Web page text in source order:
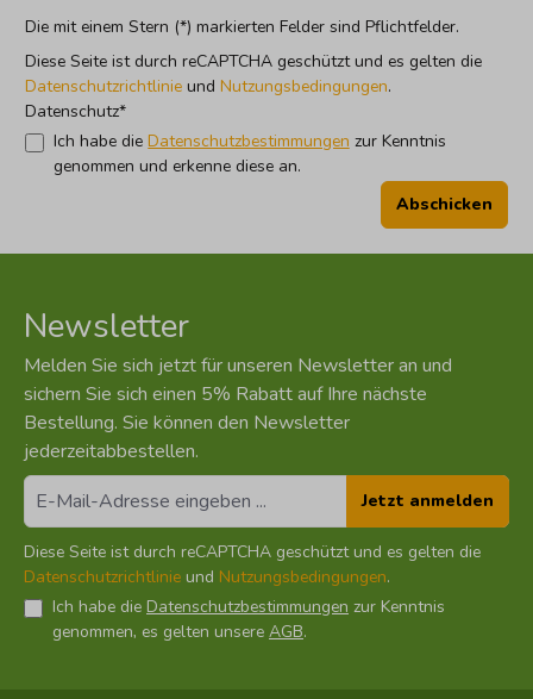
Die mit einem Stern (*) markierten Felder sind Pflichtfelder.
Diese Seite ist durch reCAPTCHA geschützt und es gelten die
Datenschutzrichtlinie und Nutzungsbedingungen.
Datenschutz*
Ich habe die Datenschutzbestimmungen zur Kenntnis
genommen und erkenne diese an.
Abschicken
Newsletter
Melden Sie sich jetzt für unseren Newsletter an und
sichern Sie sich einen 5% Rabatt auf Ihre nächste
Bestellung. Sie können den Newsletter
jederzeitabbestellen.
Diese Seite ist durch reCAPTCHA geschützt und es gelten die
Datenschutzrichtlinie und Nutzungsbedingungen.
Ich habe die Datenschutzbestimmungen zur Kenntnis
genommen, es gelten unsere AGB.
Jetzt anmelden